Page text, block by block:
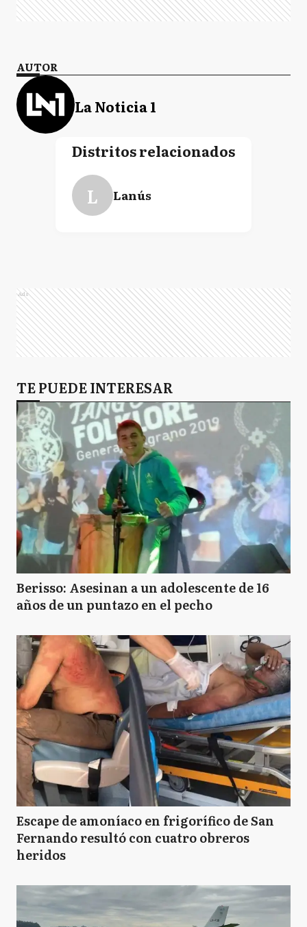
AUTOR
La Noticia 1
Distritos relacionados
L Lanús
Ads
TE PUEDE INTERESAR
Berisso: Asesinan a un adolescente de 16
años de un puntazo en el pecho
Escape de amoníaco en frigorífico de San
Fernando resultó con cuatro obreros
heridos